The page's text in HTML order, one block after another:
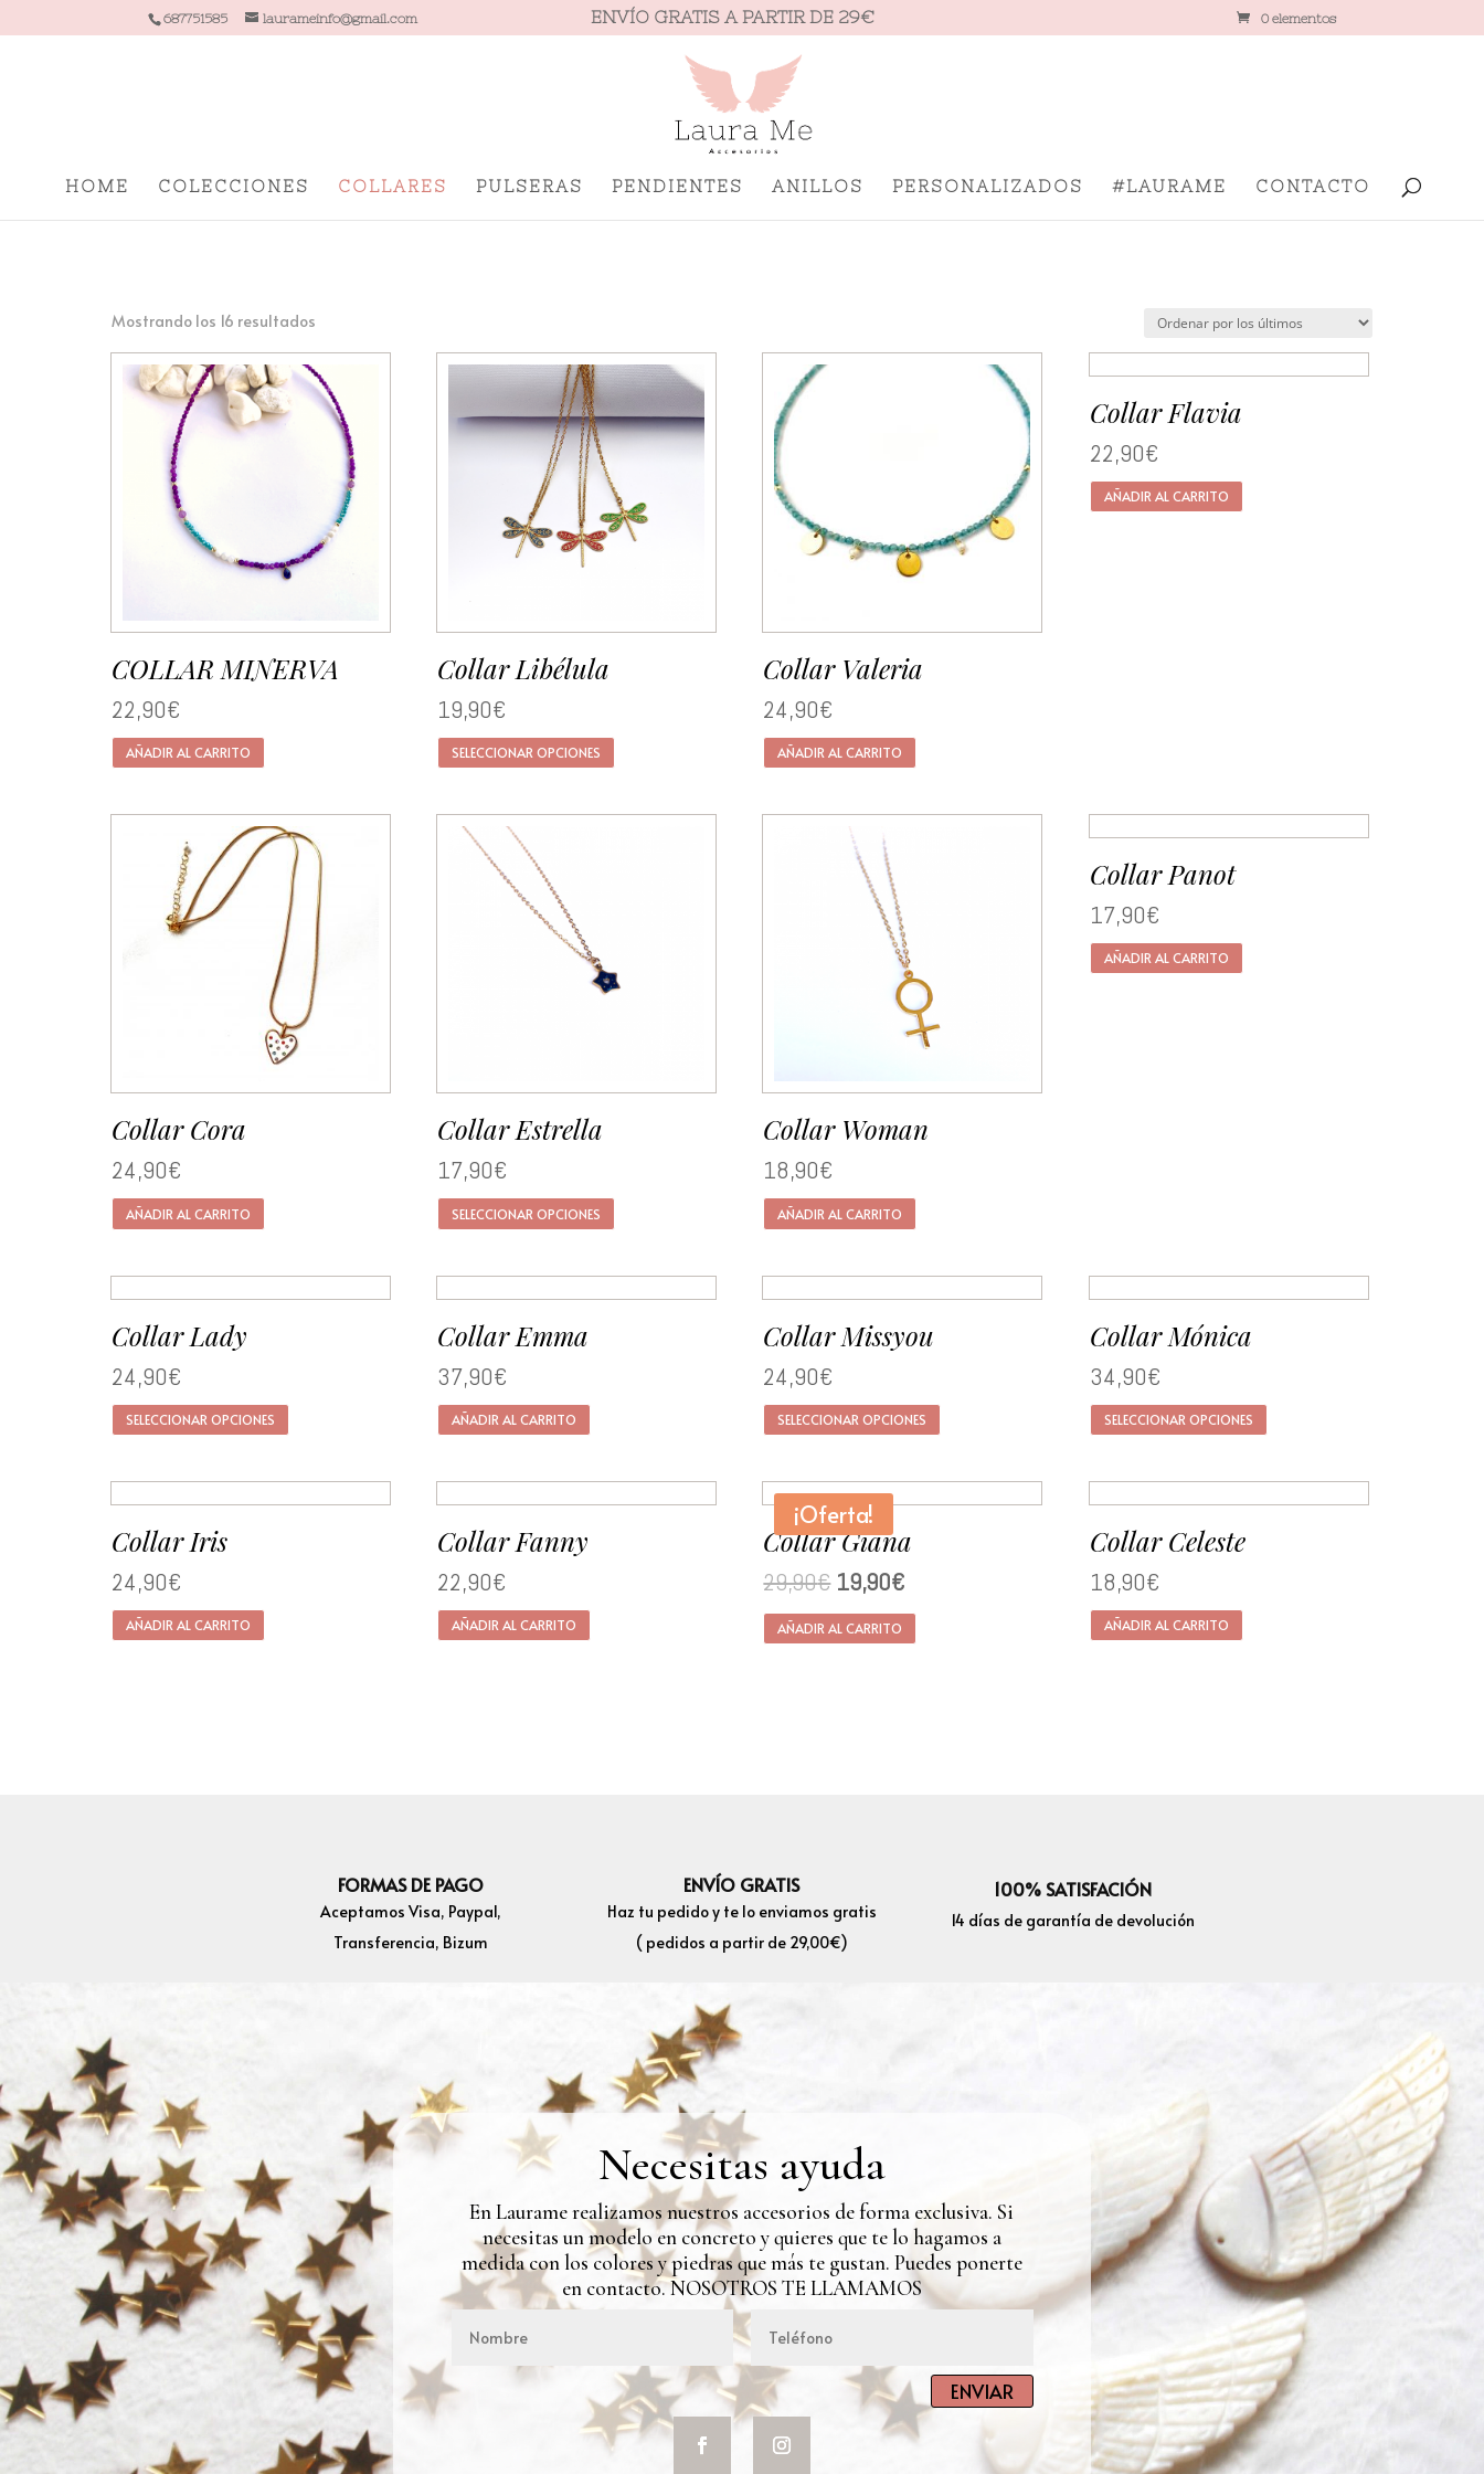
687751585 laurameinfo@gmail.com ENVÍO GRATIS A PARTIR DE 29€ 0 elementos
HOME COLECCIONES COLLARES PULSERAS PENDIENTES ANILLOS PERSONALIZADOS #LAURAME CONTACTO
Mostrando los 16 resultados
COLLAR MINERVA
22,90€
AÑADIR AL CARRITO
Collar Libélula
19,90€
SELECCIONAR OPCIONES
Collar Valeria
24,90€
AÑADIR AL CARRITO
Collar Flavia
22,90€
AÑADIR AL CARRITO
Collar Cora
24,90€
AÑADIR AL CARRITO
Collar Estrella
17,90€
SELECCIONAR OPCIONES
Collar Woman
18,90€
AÑADIR AL CARRITO
Collar Panot
17,90€
AÑADIR AL CARRITO
Collar Lady
24,90€
SELECCIONAR OPCIONES
Collar Emma
37,90€
AÑADIR AL CARRITO
Collar Missyou
24,90€
SELECCIONAR OPCIONES
Collar Mónica
34,90€
SELECCIONAR OPCIONES
Collar Iris
24,90€
AÑADIR AL CARRITO
Collar Fanny
22,90€
AÑADIR AL CARRITO
¡Oferta!
Collar Giana
29,90€ 19,90€
AÑADIR AL CARRITO
Collar Celeste
18,90€
AÑADIR AL CARRITO
FORMAS DE PAGO
Aceptamos Visa, Paypal,
Transferencia, Bizum
ENVÍO GRATIS
Haz tu pedido y te lo enviamos gratis
( pedidos a partir de 29,00€)
100% SATISFACIÓN
14 días de garantía de devolución
Necesitas ayuda
En Laurame realizamos nuestros accesorios de forma exclusiva. Si
necesitas un modelo en concreto y quieres que te lo hagamos a
medida con los colores y piedras que más te gustan. Puedes ponerte
en contacto. NOSOTROS TE LLAMAMOS
ENVIAR